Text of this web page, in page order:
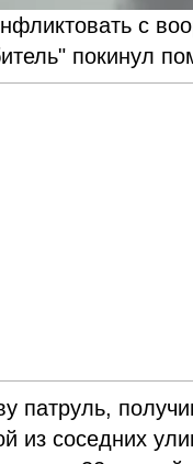
с
покинул
патруль,
из соседних